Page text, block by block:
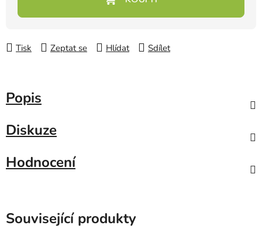
Tisk Zeptat se Hlídat Sdílet
Popis
Diskuze
Hodnocení
Související produkty